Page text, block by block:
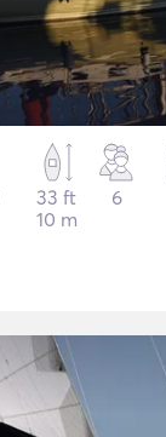
33 ft
10 m
6